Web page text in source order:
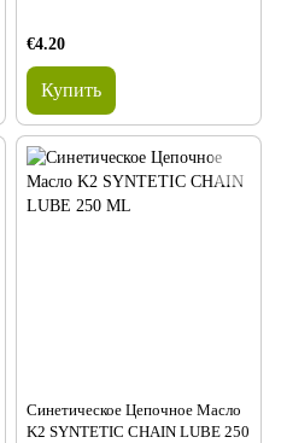
€4.20
Купить
Синетическое Цепочное Масло
K2 SYNTETIC CHAIN LUBE 250